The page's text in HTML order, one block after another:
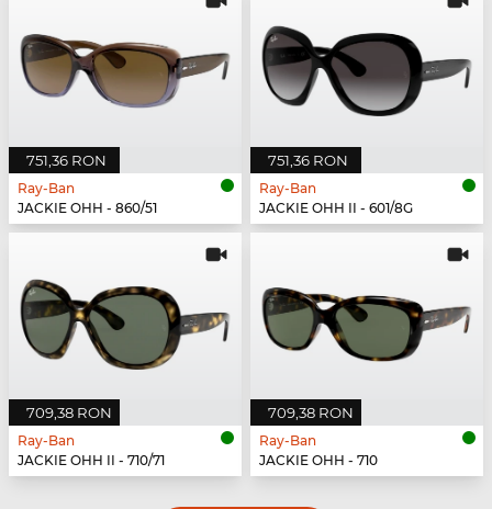
751,36 RON
Ray-Ban
JACKIE OHH - 860/51
751,36 RON
Ray-Ban
JACKIE OHH II - 601/8G
709,38 RON
Ray-Ban
JACKIE OHH II - 710/71
709,38 RON
Ray-Ban
JACKIE OHH - 710